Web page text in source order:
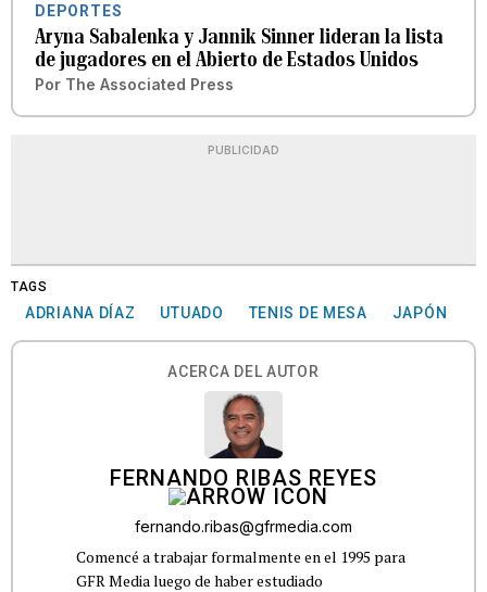
DEPORTES
Aryna Sabalenka y Jannik Sinner lideran la lista
de jugadores en el Abierto de Estados Unidos
Por The Associated Press
PUBLICIDAD
TAGS
ADRIANA DÍAZ UTUADO TENIS DE MESA JAPÓN
ACERCA DEL AUTOR
FERNANDO RIBAS REYES
fernando.ribas@gfrmedia.com
Comencé a trabajar formalmente en el 1995 para
GFR Media luego de haber estudiado